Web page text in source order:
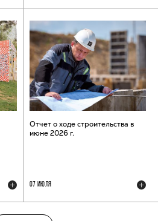
Отчет о ходе строительства в
июне 2026 г.
07 ИЮЛЯ